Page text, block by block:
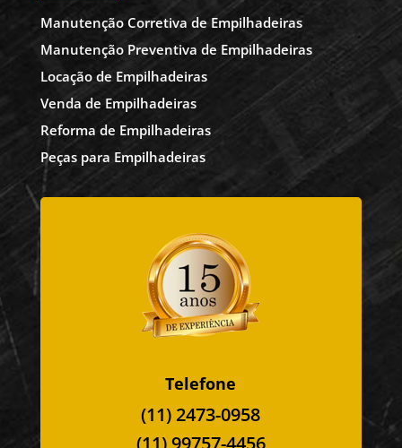
Manutenção Corretiva de Empilhadeiras
Manutenção Preventiva de Empilhadeiras
Locação de Empilhadeiras
Venda de Empilhadeiras
Reforma de Empilhadeiras
Peças para Empilhadeiras
Telefone
(11) 2473-0958